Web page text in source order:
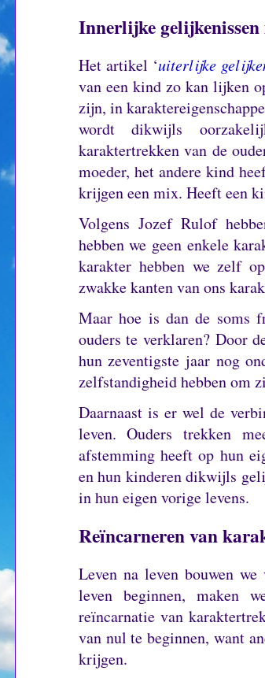
Innerlijke gelijkenissen
Het artikel ‘uiterlijke
van een kind zo kan lijken
zijn, in
wordt dikwijls
karaktertrekken van de
moeder, het andere kind
krijgen een mix. Heeft een
Volgens Jozef Rulof
hebben we geen enkele
karakter hebben we zelf
zwakke kanten van ons
Maar hoe is dan de soms
ouders te verklaren? Door
hun zeventigste jaar nog
zelfstandigheid hebben om
Daarnaast is er wel de
leven.Ouders trekken
afstemming heeft op hun
en hun kinderen dikwijls
in hun eigen vorige levens.
Reïncarneren van
Leven na leven bouwen
leven beginnen, maken
reïncarnatie van
van nul te beginnen, want
krijgen.